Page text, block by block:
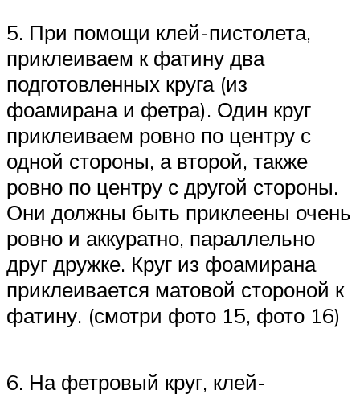
5. При помощи клей-пистолета,
приклеиваем к фатину два
подготовленных круга (из
фоамирана и фетра). Один круг
приклеиваем ровно по центру с
одной стороны, а второй, также
ровно по центру с другой стороны.
Они должны быть приклеены очень
ровно и аккуратно, параллельно
друг дружке. Круг из фоамирана
приклеивается матовой стороной к
фатину. (смотри фото 15, фото 16)
6. На фетровый круг, клей-